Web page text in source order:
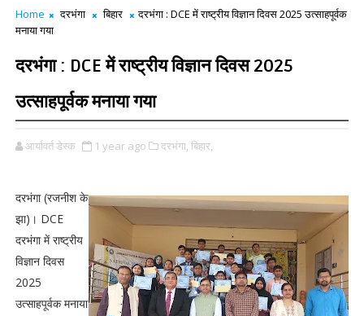
Home दरभंगा बिहार
दरभंगा : DCE में राष्ट्रीय विज्ञान दिवस 2025 उत्साहपूर्वक
मनाया गया
दरभंगा : DCE में राष्ट्रीय विज्ञान दिवस 2025
उत्साहपूर्वक मनाया गया
आर्यावर्त डेस्क 1 year ago दरभंगा, बिहार,
दरभंगा (रजनीश के
झा)। DCE
दरभंगा में राष्ट्रीय
विज्ञान दिवस
2025
उत्साहपूर्वक मनाया